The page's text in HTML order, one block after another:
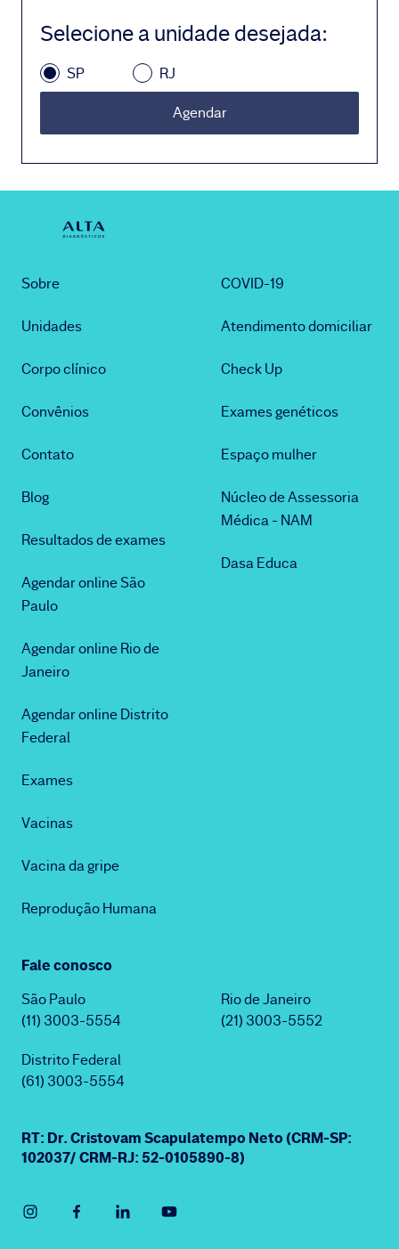
Selecione a unidade desejada:
SP RJ
Agendar
Sobre
Unidades
Corpo clínico
Convênios
Contato
Blog
Resultados de exames
Agendar online São
Paulo
Agendar online Rio de
Janeiro
Agendar online Distrito
Federal
Exames
Vacinas
Vacina da gripe
Reprodução Humana
COVID-19
Atendimento domiciliar
Check Up
Exames genéticos
Espaço mulher
Núcleo de Assessoria
Médica - NAM
Dasa Educa
Fale conosco
São Paulo
(11) 3003-5554
Rio de Janeiro
(21) 3003-5552
Distrito Federal
(61) 3003-5554
RT: Dr. Cristovam Scapulatempo Neto (CRM-SP:
102037/ CRM-RJ: 52-0105890-8)